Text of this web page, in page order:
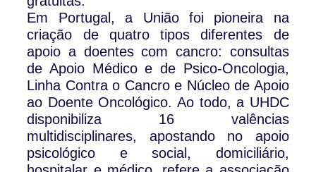
Em Portugal, a União foi pioneira na
criação de quatro tipos diferentes de
apoio a doentes com cancro: consultas
de Apoio Médico e de Psico-Oncologia,
Linha Contra o Cancro e Núcleo de Apoio
ao Doente Oncológico. Ao todo, a UHDC
disponibiliza 16 valências
multidisciplinares, apostando no apoio
psicológico e social, domiciliário,